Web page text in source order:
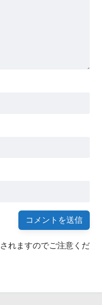
れますのでご注意くだ